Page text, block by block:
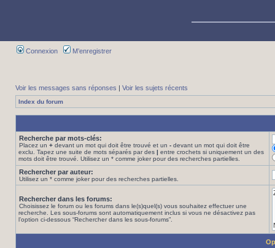
Connexion M’enregistrer
Voir les messages sans réponses | Voir les sujets récents
Index du forum
Recherche par mots-clés:
Placez un + devant un mot qui doit être trouvé et un - devant un mot qui doit être
exclu. Tapez une suite de mots séparés par des | entre crochets si uniquement un des
mots doit être trouvé. Utilisez un * comme joker pour des recherches partielles.
Rechercher par auteur:
Utilisez un * comme joker pour des recherches partielles.
Rechercher dans les forums:
Choisissez le forum ou les forums dans le(s)quel(s) vous souhaitez effectuer une
recherche. Les sous-forums sont automatiquement inclus si vous ne désactivez pas
l’option ci-dessous “Rechercher dans les sous-forums”.